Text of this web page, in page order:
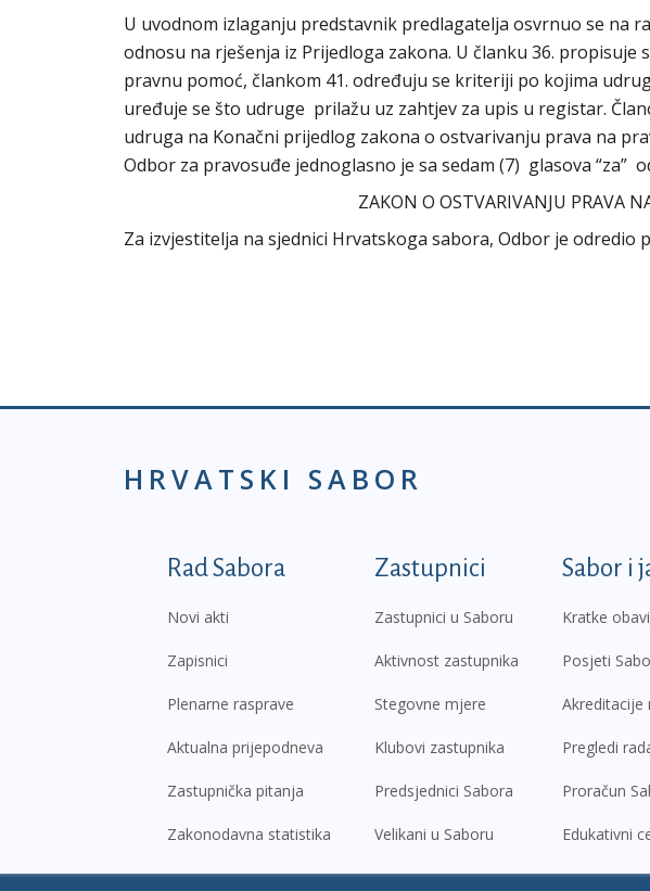
U uvodnom izlaganju predstavnik predlagatelja osvrnuo se na
odnosu na rješenja iz Prijedloga zakona. U članku 36.
pravnu pomoć, člankom 41. određuju se kriteriji po kojima
uređuje se što udruge prilažu uz zahtjev za upis u registar.
udruga na Konačni prijedlog zakona o ostvarivanju prava na
Odbor za pravosuđe jednoglasno je sa sedam (7) glasova “za”
ZAKON O OSTVARIVANJU PRAVA
Za izvjestitelja na sjednici Hrvatskoga sabora, Odbor je odredio
HRVATSKI SABOR
Podnožje prvi izbornik
Rad Sabora
Novi akti
Zapisnici
Plenarne rasprave
Aktualna prijepodneva
Zastupnička pitanja
Zakonodavna statistika
Zastupnici
Zastupnici u Saboru
Aktivnost zastupnika
Stegovne mjere
Klubovi zastupnika
Predsjednici Sabora
Velikani u Saboru
Sabor i
Kratke
Posjeti
Akreditacije
Pregledi
Proračun
Edukativni